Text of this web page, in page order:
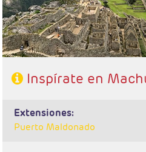
Inspírate en
extensiones:
Puerto Maldonado